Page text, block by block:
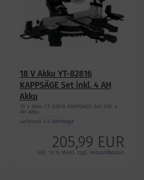
18 V Akku YT-82816
KAPPSÄGE Set inkl. 4 AH
Akku
18 V Akku YT-82816 KAPPSÄGE Set inkl. 4
AH Akku
Lieferzeit 2-5 Werktage
205,99 EUR
inkl. 19 % MwSt. zzgl. Versandkosten